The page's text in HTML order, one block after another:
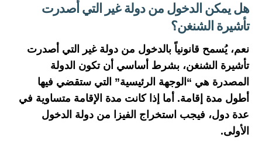
هل يمكن الدخول من دولة غير التي أصدرت
تأشيرة الشنغن؟
نعم، يُسمح قانونياً بالدخول من دولة غير التي أصدرت
تأشيرة الشنغن، بشرط أساسي أن تكون الدولة
المصدرة هي “الوجهة الرئيسية” التي ستقضي فيها
أطول مدة إقامة. أما إذا كانت مدة الإقامة متساوية في
عدة دول، فيجب استخراج الفيزا من دولة الدخول
الأولى.